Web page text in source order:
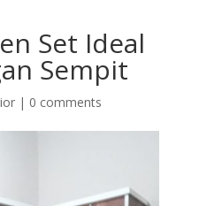
Set Ideal
Sempit
| 0 comments